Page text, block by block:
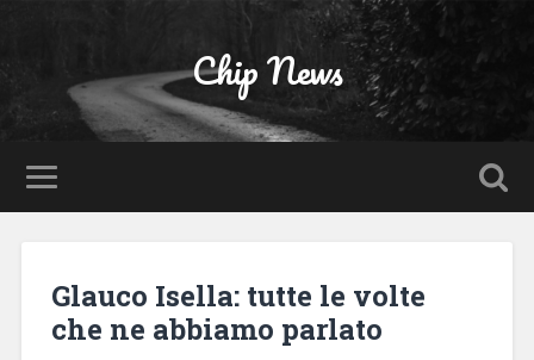
Chip News
Glauco Isella: tutte le volte
che ne abbiamo parlato